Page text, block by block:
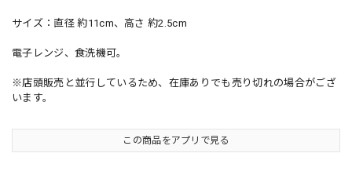
サイズ：直径 約11cm、高さ 約2.5cm
電子レンジ、食洗機可。
※店頭販売と並行しているため、在庫ありでも売り切れの場合がござ
います。
この商品をアプリで見る